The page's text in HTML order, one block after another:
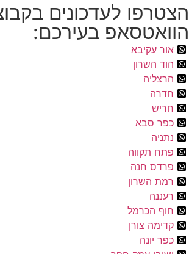
הצטרפו לעדכונים
הוואטסאפ בעירכם:
אור עקיבא
הוד השרון
הרצליה
חדרה
חריש
כפר סבא
נתניה
פתח תקווה
פרדס חנה
רמת השרון
רעננה
חוף הכרמל
קדימה צורן
כפר יונה